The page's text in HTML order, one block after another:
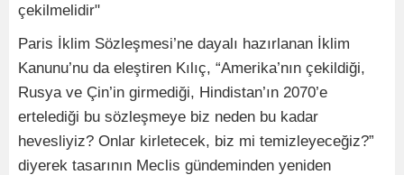
çekilmelidir"
Paris İklim Sözleşmesi’ne dayalı hazırlanan İklim
Kanunu’nu da eleştiren Kılıç, “Amerika’nın çekildiği,
Rusya ve Çin’in girmediği, Hindistan’ın 2070’e
ertelediği bu sözleşmeye biz neden bu kadar
hevesliyiz? Onlar kirletecek, biz mi temizleyeceğiz?”
diyerek tasarının Meclis gündeminden yeniden